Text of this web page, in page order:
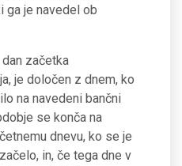
ga je navedel ob
začetka
je določen z dnem, ko
na navedeni bančni
se konča na
dnevu, ko se je
in, če tega dne v